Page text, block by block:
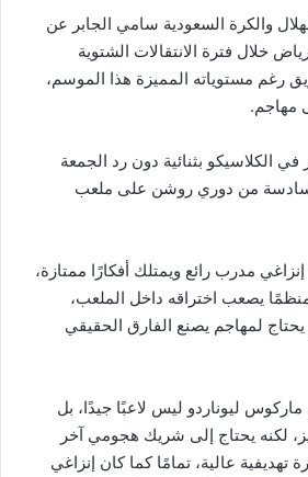
والكرة السعودية سامي الجابر عن
خلال فترة الانتقالات الشتوية
رغم مستوياته المميزة هذا الموسم،
مهاجم.
الكلاسيكو بثنائية دون رد الجمعة
السادسة من دوري روشن على ملعب
مدرب رائع ويمتلك أفكارًا ممتازة،
يصعب اختراقه داخل الملعب،
لمهاجم يصنع الفارق الحقيقي
ليوناردو ليس لاعبًا جيدًا، بل
لكنه يحتاج إلى شريك هجومي آخر
تهديفية عالية، تمامًا كما كان إنزاغي